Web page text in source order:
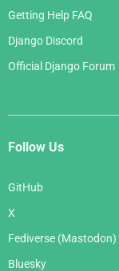
Getting Help FAQ
Django Discord
Official Django Forum
Follow Us
GitHub
X
Fediverse (Mastodon)
Bluesky